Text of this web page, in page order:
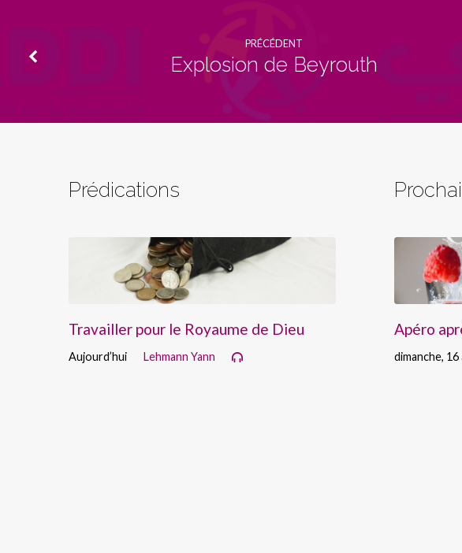
PRÉCÉDENT
Explosion de Beyrouth
Prédications
Travailler pour le Royaume de Dieu
Aujourd’hui Lehmann Yann
Apéro
dimanche,